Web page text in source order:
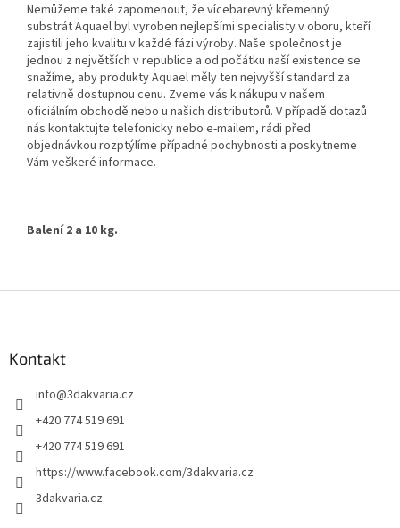
Nemůžeme také zapomenout, že vícebarevný křemenný
substrát Aquael byl vyroben nejlepšími specialisty v oboru, kteří
zajistili jeho kvalitu v každé fázi výroby. Naše společnost je
jednou z největších v republice a od počátku naší existence se
snažíme, aby produkty Aquael měly ten nejvyšší standard za
relativně dostupnou cenu. Zveme vás k nákupu v našem
oficiálním obchodě nebo u našich distributorů. V případě dotazů
nás kontaktujte telefonicky nebo e-mailem, rádi před
objednávkou rozptýlíme případné pochybnosti a poskytneme
Vám veškeré informace.
Balení 2 a 10 kg.
Kontakt
info@3dakvaria.cz
+420 774 519 691
+420 774 519 691
https://www.facebook.com/3dakvaria.cz
3dakvaria.cz